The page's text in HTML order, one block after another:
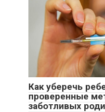
Как уберечь
проверенные
заботливых